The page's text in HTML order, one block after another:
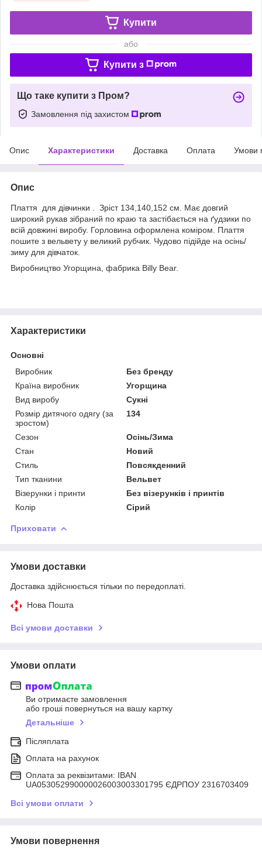
Купити
або
Купити з
Що таке купити з Пром?
Замовлення під захистом
Опис Характеристики Доставка Оплата Умови
Опис
Плаття для дівчинки . Зріст 134,140,152 см. Має довгий
широкий рукав зібраний по краю та застібається на ґудзики по
всій довжині виробу. Горловина оформлена коміром. Плаття
пошите з вельвету у великий рубчик. Чудово підійде на осінь/
зиму для дівчаток.
Виробництво Угорщина, фабрика Billy Bear.
Характеристики
Основні
Виробник
Без бренду
Країна виробник
Угорщина
Вид виробу
Сукні
Розмір дитячого одягу (за
зростом)
134
Сезон
Осінь/Зима
Стан
Новий
Стиль
Повсякденний
Тип тканини
Вельвет
Візерунки і принти
Без візерунків і принтів
Колір
Сірий
Приховати
Умови доставки
Доставка здійснюється тільки по передоплаті.
Нова Пошта
Всі умови доставки
Умови оплати
Ви отримаєте замовлення
або гроші повернуться на вашу картку
Детальніше
Післяплата
Оплата на рахунок
Оплата за реквізитами: IBAN
UA053052990000026003003301795 ЄДРПОУ 2316703409
Всі умови оплати
Умови повернення